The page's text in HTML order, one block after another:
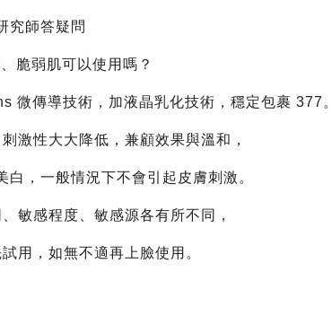
究師答疑問
脆弱肌可以使用嗎？
微傳導技術，加液晶乳化技術，穩定包裹 377。
激性大大降低，兼顧效果與溫和，
，一般情況下不會引起皮膚刺激。
敏感程度、敏感源各有所不同，
用，如無不適再上臉使用。